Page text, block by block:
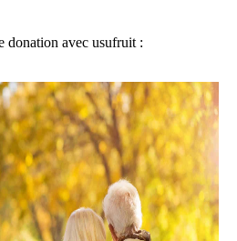
donation avec usufruit :